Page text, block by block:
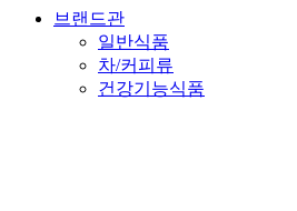
브랜드관
일반식품
차/커피류
건강기능식품